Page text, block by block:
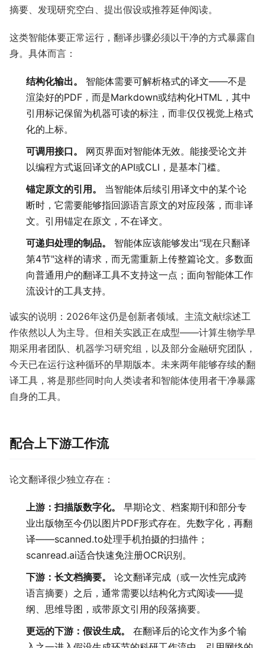
摘要、发现研究空白、提出假设或推荐延伸阅读。
这类智能体要正常运行，翻译步骤必须以干净的方式暴露自
身。具体而言：
结构化输出。
智能体需要可解析格式的译文——不是
渲染好的PDF，而是Markdown或结构化HTML，其中
引用标记保留为机器可读的标注，而非仅仅视觉上格式
化的上标。
可调用接口。
网页界面对智能体无效。能接受论文并
以编程方式返回译文的API或CLI，是基本门槛。
锚定原文的引用。
当智能体后续引用译文中的某个论
断时，它需要能够指回源语言原文的对应段落，而非译
文。引用锚定在原文，不在译文。
可递归处理的制品。
智能体应该能够发出"现在只翻译
第4节"这样的请求，而无需重新上传整篇论文。多数面
向普通用户的翻译工具不支持这一点；面向智能体工作
流设计的工具支持。
诚实的说明：2026年这仍是创新者领域。主流文献综述工
作依然以人为主导。但相关实践正在成型——计算生物学早
期采用者团队、机器学习研究组，以及部分金融研究团队，
今天已在运行这种循环的早期版本。未来两年能够存续的翻
译工具，将是那些同时向人类读者和智能体使用者干净暴露
自身的工具。
配合上下游工作流
论文翻译很少独立存在：
上游：扫描版数字化。
早期论文、档案期刊和部分专
业出版物至今仍以图片PDF形式存在。先数字化，再翻
译——scanned.to处理手机拍摄的扫描件；
scanread.ai适合快速免注册OCR识别。
下游：长文档摘要。
论文翻译完成（或一次性完成跨
语言摘要）之后，通常需要以结构化方式阅读——提
纲、思维导图，或带原文引用的段落摘要。
更远的下游：假设生成。
在翻译后的论文作为多个输